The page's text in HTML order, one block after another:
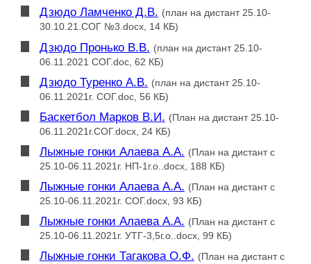
Дзюдо Ламченко Д.В. (план на дистант 25.10-
30.10.21.СОГ №3.docx, 14 КБ)
Дзюдо Пронько В.В. (план на дистант 25.10-
06.11.2021 СОГ.doc, 62 КБ)
Дзюдо Туренко А.В. (план на дистант 25.10-
06.11.2021г. СОГ.doc, 56 КБ)
Баскетбол Марков В.И. (План на дистант 25.10-
06.11.2021г.СОГ.docx, 24 КБ)
Лыжные гонки Алаева А.А. (План на дистант с
25.10-06.11.2021г. НП-1г.о..docx, 188 КБ)
Лыжные гонки Алаева А.А. (План на дистант с
25.10-06.11.2021г. СОГ.docx, 93 КБ)
Лыжные гонки Алаева А.А. (План на дистант с
25.10-06.11.2021г. УТГ-3,5г.о..docx, 99 КБ)
Лыжные гонки Тагакова О.Ф. (План на дистант с